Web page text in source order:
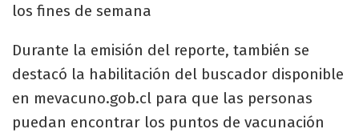
los fines de semana
Durante la emisión del reporte, también se
destacó la habilitación del buscador disponible
en mevacuno.gob.cl para que las personas
puedan encontrar los puntos de vacunación